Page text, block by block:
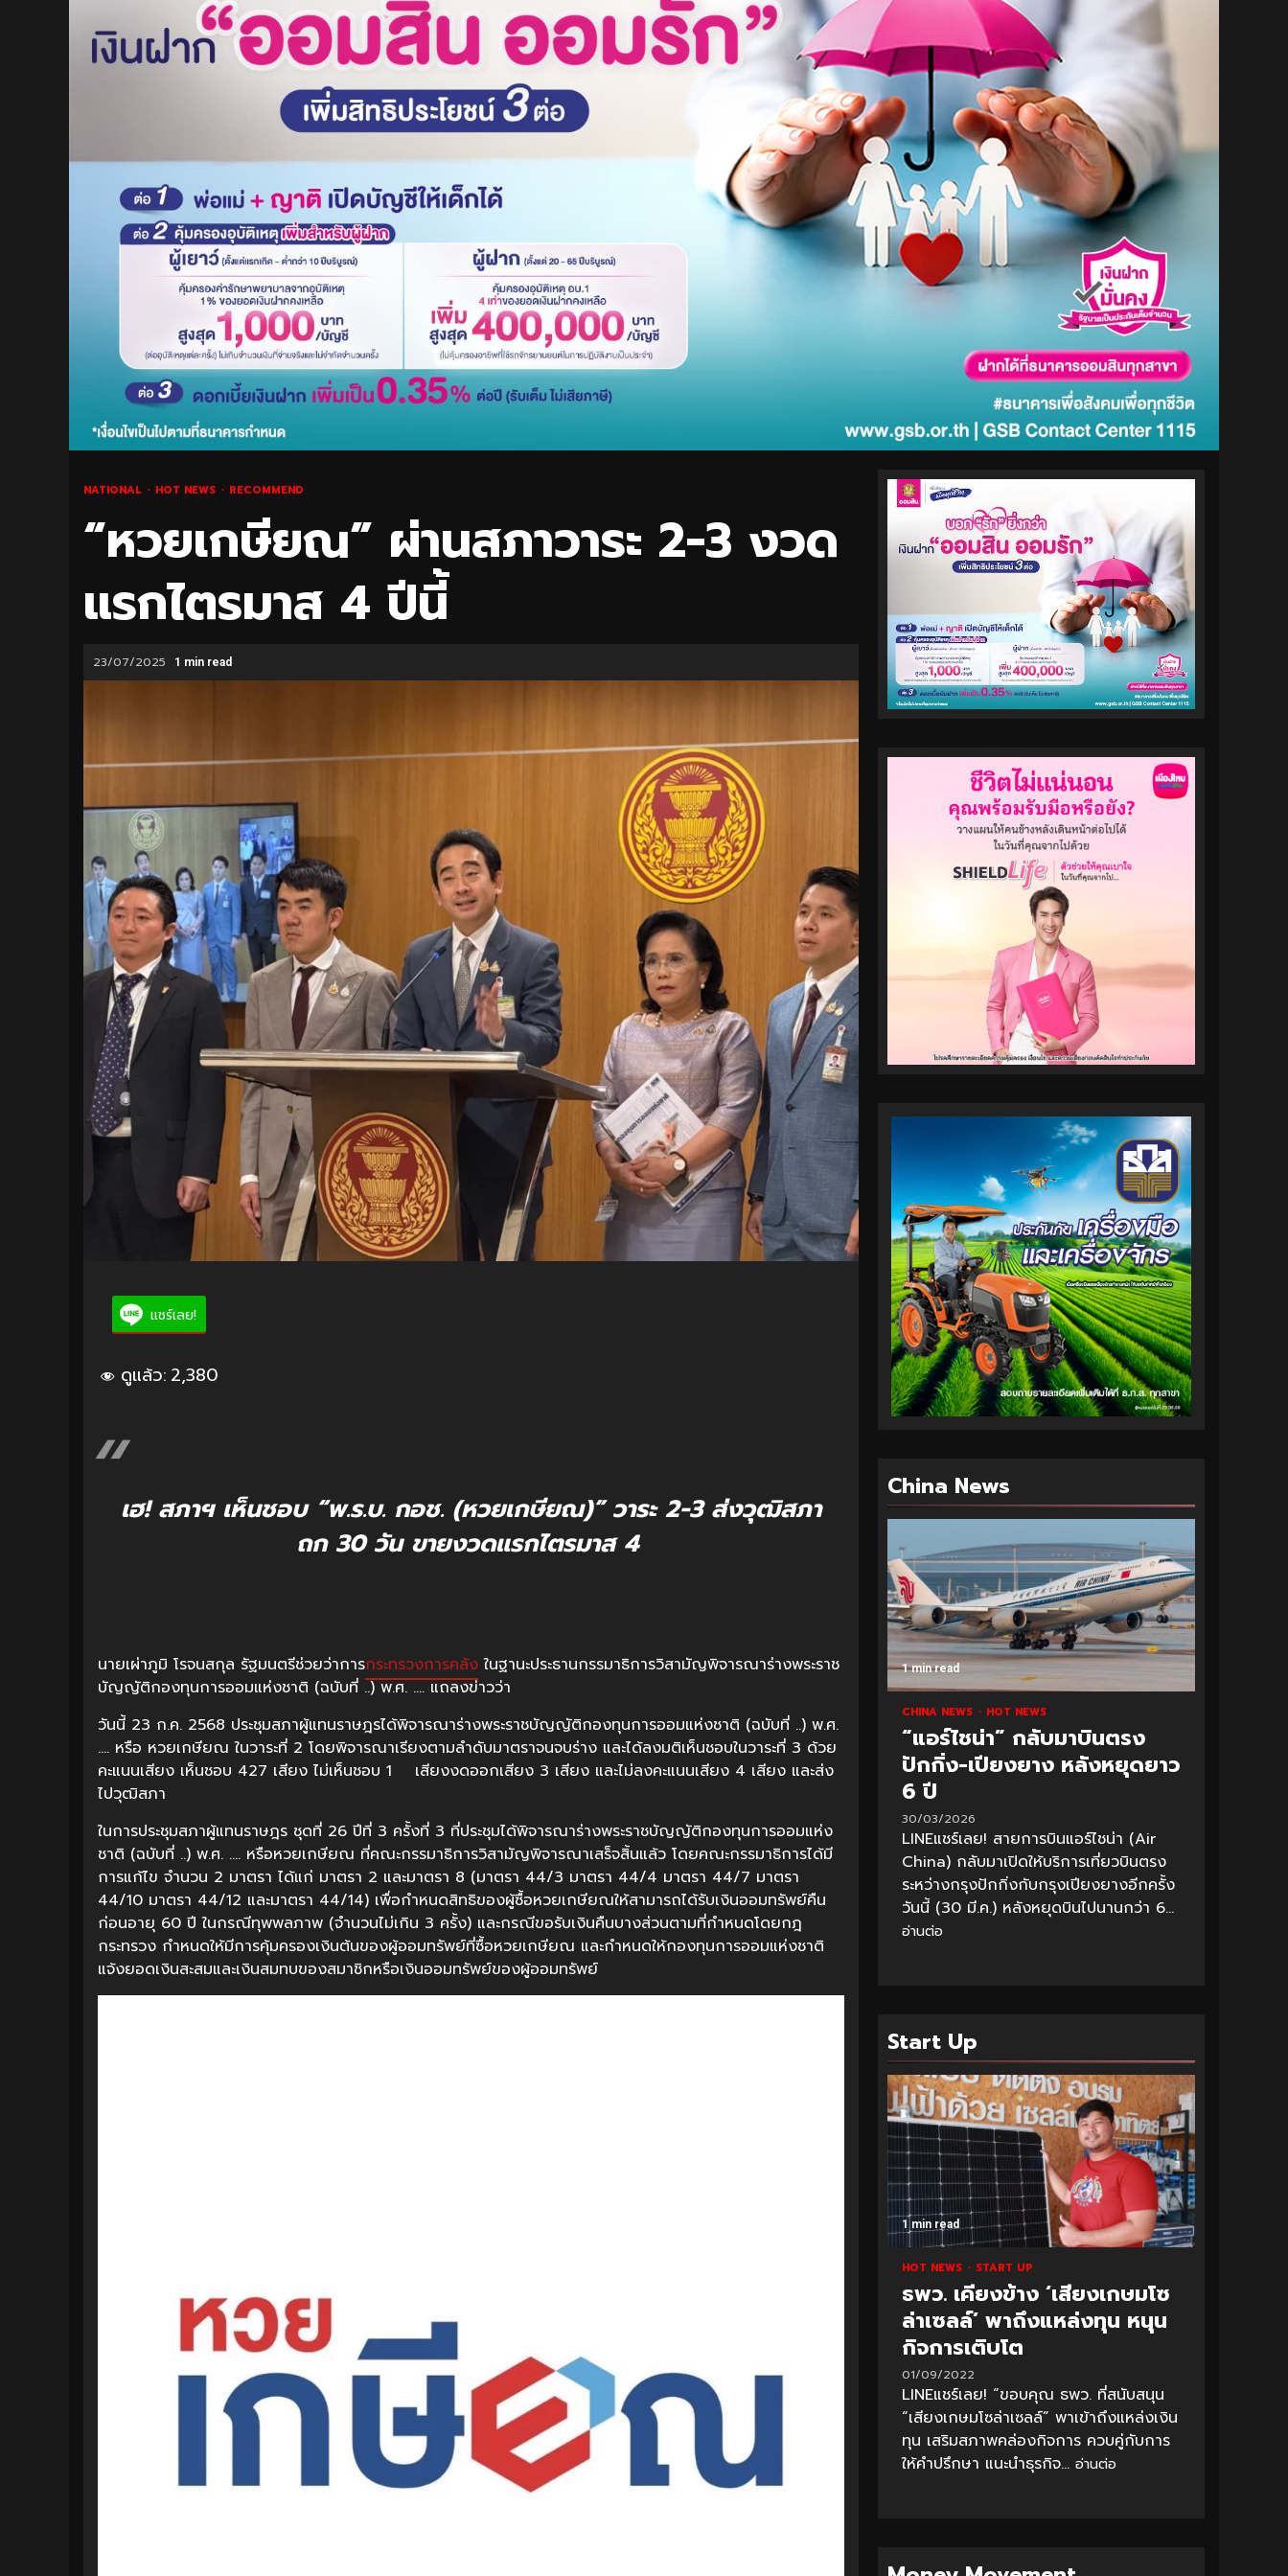
NATIONAL HOT NEWS RECOMMEND
“หวยเกษียณ” ผ่านสภาวาระ 2-3 งวด
แรกไตรมาส 4 ปีนี้
23/07/2025 1 min read
แชร์เลย!
ดูแล้ว: 2,380
เฮ! สภาฯ เห็นชอบ “พ.ร.บ. กอช. (หวยเกษียณ)” วาระ 2-3 ส่งวุฒิสภา
ถก 30 วัน ขายงวดแรกไตรมาส 4
นายเผ่าภูมิ โรจนสกุล รัฐมนตรีช่วยว่าการกระทรวงการคลัง ในฐานะประธานกรรมาธิการวิสามัญพิจารณาร่างพระราช
บัญญัติกองทุนการออมแห่งชาติ (ฉบับที่ ..) พ.ศ. …. แถลงข่าวว่า
วันนี้ 23 ก.ค. 2568 ประชุมสภาผู้แทนราษฎรได้พิจารณาร่างพระราชบัญญัติกองทุนการออมแห่งชาติ (ฉบับที่ ..) พ.ศ.
…. หรือ หวยเกษียณ ในวาระที่ 2 โดยพิจารณาเรียงตามลำดับมาตราจนจบร่าง และได้ลงมติเห็นชอบในวาระที่ 3 ด้วย
คะแนนเสียง เห็นชอบ 427 เสียง ไม่เห็นชอบ 1 เสียงงดออกเสียง 3 เสียง และไม่ลงคะแนนเสียง 4 เสียง และส่ง
ไปวุฒิสภา
ในการประชุมสภาผู้แทนราษฎร ชุดที่ 26 ปีที่ 3 ครั้งที่ 3 ที่ประชุมได้พิจารณาร่างพระราชบัญญัติกองทุนการออมแห่ง
ชาติ (ฉบับที่ ..) พ.ศ. …. หรือหวยเกษียณ ที่คณะกรรมาธิการวิสามัญพิจารณาเสร็จสิ้นแล้ว โดยคณะกรรมาธิการได้มี
การแก้ไข จำนวน 2 มาตรา ได้แก่ มาตรา 2 และมาตรา 8 (มาตรา 44/3 มาตรา 44/4 มาตรา 44/7 มาตรา
44/10 มาตรา 44/12 และมาตรา 44/14) เพื่อกำหนดสิทธิของผู้ซื้อหวยเกษียณให้สามารถได้รับเงินออมทรัพย์คืน
ก่อนอายุ 60 ปี ในกรณีทุพพลภาพ (จำนวนไม่เกิน 3 ครั้ง) และกรณีขอรับเงินคืนบางส่วนตามที่กำหนดโดยกฎ
กระทรวง กำหนดให้มีการคุ้มครองเงินต้นของผู้ออมทรัพย์ที่ซื้อหวยเกษียณ และกำหนดให้กองทุนการออมแห่งชาติ
แจ้งยอดเงินสะสมและเงินสมทบของสมาชิกหรือเงินออมทรัพย์ของผู้ออมทรัพย์
China News
1 min read
CHINA NEWS HOT NEWS
“แอร์ไชน่า” กลับมาบินตรง
ปักกิ่ง-เปียงยาง หลังหยุดยาว
6 ปี
30/03/2026
LINEแชร์เลย! สายการบินแอร์ไชน่า (Air
China) กลับมาเปิดให้บริการเที่ยวบินตรง
ระหว่างกรุงปักกิ่งกับกรุงเปียงยางอีกครั้ง
วันนี้ (30 มี.ค.) หลังหยุดบินไปนานกว่า 6...
อ่านต่อ
Start Up
1 min read
HOT NEWS START UP
ธพว. เคียงข้าง ‘เสียงเกษมโซ
ล่าเซลล์’ พาถึงแหล่งทุน หนุน
กิจการเติบโต
01/09/2022
LINEแชร์เลย! “ขอบคุณ ธพว. ที่สนับสนุน
“เสียงเกษมโซล่าเซลล์” พาเข้าถึงแหล่งเงิน
ทุน เสริมสภาพคล่องกิจการ ควบคู่กับการ
ให้คำปรึกษา แนะนำธุรกิจ... อ่านต่อ